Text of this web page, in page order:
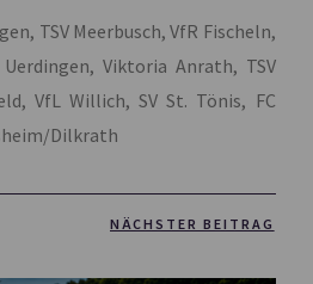
TSV Meerbusch, VfR Fischeln,
Viktoria Anrath, TSV
VfL Willich, SV St. Tönis, FC
Dilkrath
NÄCHSTER BEITRAG